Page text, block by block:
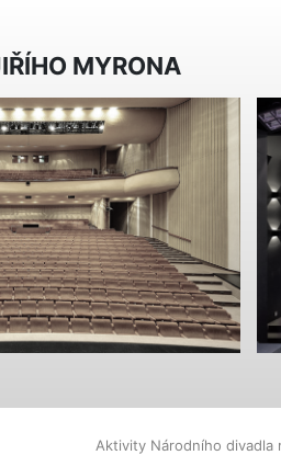
MYRONA
Aktivity Národního